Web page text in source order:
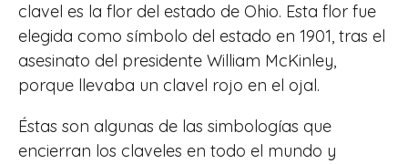
clavel es la flor del estado de Ohio. Esta flor fue
elegida como símbolo del estado en 1901, tras el
asesinato del presidente William McKinley,
porque llevaba un clavel rojo en el ojal.
Éstas son algunas de las simbologías que
encierran los claveles en todo el mundo y